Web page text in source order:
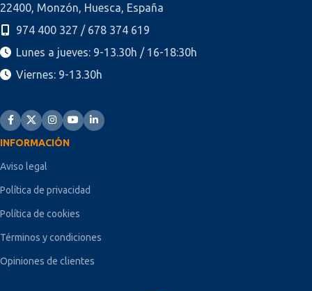
22400, Monzón, Huesca, España
974 400 327 / 678 374 619
Lunes a jueves: 9-13.30h / 16-18:30h
Viernes: 9-13.30h
INFORMACIÓN
Aviso legal
Política de privacidad
Política de cookies
Términos y condiciones
Opiniones de clientes